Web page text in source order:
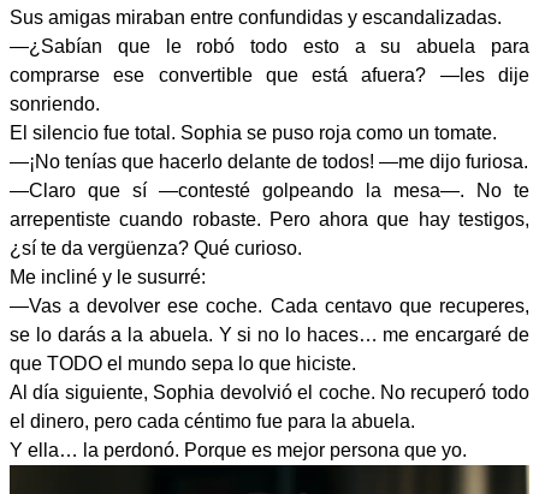
Sus amigas miraban entre confundidas y escandalizadas.
—¿Sabían que le robó todo esto a su abuela para
comprarse ese convertible que está afuera? —les dije
sonriendo.
El silencio fue total. Sophia se puso roja como un tomate.
—¡No tenías que hacerlo delante de todos! —me dijo furiosa.
—Claro que sí —contesté golpeando la mesa—. No te
arrepentiste cuando robaste. Pero ahora que hay testigos,
¿sí te da vergüenza? Qué curioso.
Me incliné y le susurré:
—Vas a devolver ese coche. Cada centavo que recuperes,
se lo darás a la abuela. Y si no lo haces… me encargaré de
que TODO el mundo sepa lo que hiciste.
Al día siguiente, Sophia devolvió el coche. No recuperó todo
el dinero, pero cada céntimo fue para la abuela.
Y ella… la perdonó. Porque es mejor persona que yo.